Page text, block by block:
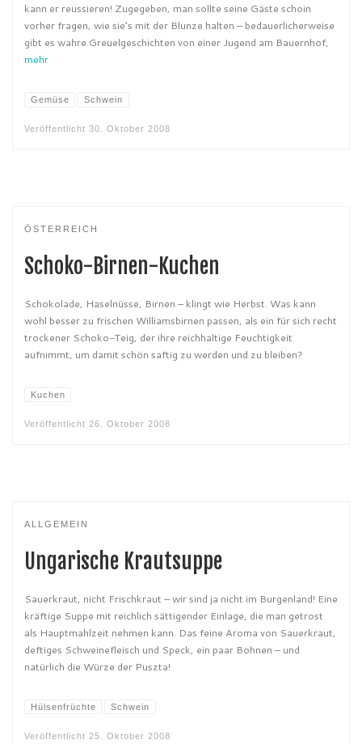
kann er reussieren! Zugegeben, man sollte seine Gäste schoin
vorher fragen, wie sie’s mit der Blunze halten – bedauerlicherweise
gibt es wahre Greuelgeschichten von einer Jugend am Bauernhof,
mehr
Gemüse Schwein
Veröffentlicht 30. Oktober 2008
ÖSTERREICH
Schoko-Birnen-Kuchen
Schokolade, Haselnüsse, Birnen – klingt wie Herbst. Was kann
wohl besser zu frischen Williamsbirnen passen, als ein für sich recht
trockener Schoko-Teig, der ihre reichhaltige Feuchtigkeit
aufnimmt, um damit schön saftig zu werden und zu bleiben?
Kuchen
Veröffentlicht 26. Oktober 2008
ALLGEMEIN
Ungarische Krautsuppe
Sauerkraut, nicht Frischkraut – wir sind ja nicht im Burgenland! Eine
kräftige Suppe mit reichlich sättigender Einlage, die man getrost
als Hauptmahlzeit nehmen kann. Das feine Aroma von Sauerkraut,
deftiges Schweinefleisch und Speck, ein paar Bohnen – und
natürlich die Würze der Puszta!
Hülsenfrüchte Schwein
Veröffentlicht 25. Oktober 2008